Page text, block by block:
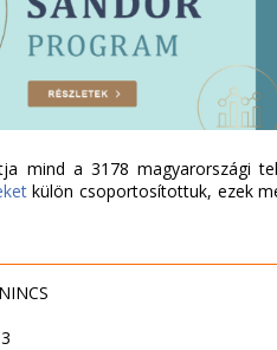
mind a 3178 magyarországi
külön csoportosítottuk, ezek